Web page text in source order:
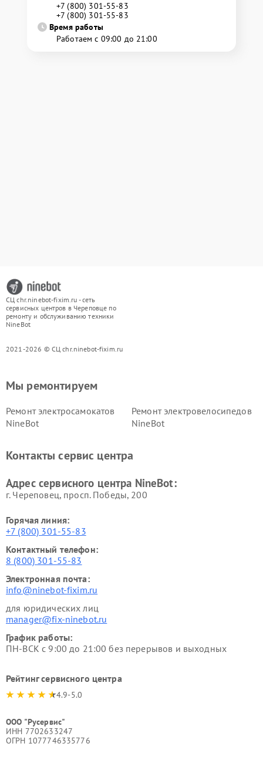
+7 (800) 301-55-83
+7 (800) 301-55-83
Время работы
Работаем с 09:00 до 21:00
СЦ chr.ninebot-fixim.ru - сеть
сервисных центров в Череповце по
ремонту и обслуживанию техники
NineBot
2021-2026 © СЦ chr.ninebot-fixim.ru
Мы ремонтируем
Ремонт электросамокатов
NineBot
Ремонт электровелосипедов
NineBot
Контакты сервис центра
Адрес сервисного центра NineBot:
г. Череповец, просп. Победы, 200
Горячая линия:
+7 (800) 301-55-83
Контактный телефон:
8 (800) 301-55-83
Электронная почта:
info@ninebot-fixim.ru
для юридических лиц
manager@fix-ninebot.ru
График работы:
ПН-ВСК с 9:00 до 21:00 без перерывов и выходных
Рейтинг сервисного центра
4.9-5.0
ООО "Русервис"
ИНН 7702633247
ОГРН 1077746335776